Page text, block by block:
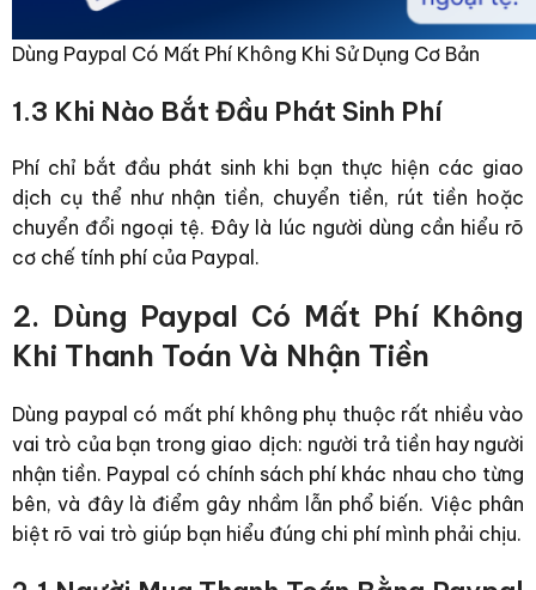
Dùng Paypal Có Mất Phí Không Khi Sử Dụng Cơ Bản
1.3 Khi Nào Bắt Đầu Phát Sinh Phí
Phí chỉ bắt đầu phát sinh khi bạn thực hiện các giao
dịch cụ thể như nhận tiền, chuyển tiền, rút tiền hoặc
chuyển đổi ngoại tệ. Đây là lúc người dùng cần hiểu rõ
cơ chế tính phí của Paypal.
2. Dùng Paypal Có Mất Phí Không
Khi Thanh Toán Và Nhận Tiền
Dùng paypal có mất phí không phụ thuộc rất nhiều vào
vai trò của bạn trong giao dịch: người trả tiền hay người
nhận tiền. Paypal có chính sách phí khác nhau cho từng
bên, và đây là điểm gây nhầm lẫn phổ biến. Việc phân
biệt rõ vai trò giúp bạn hiểu đúng chi phí mình phải chịu.